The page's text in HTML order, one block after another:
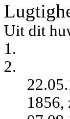
Uit dit
1.
2.
1856,